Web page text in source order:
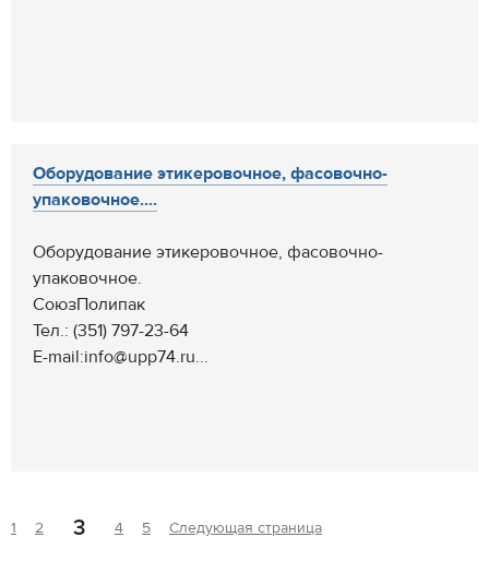
Оборудование этикеровочное, фасовочно-
упаковочное....
Оборудование этикеровочное, фасовочно-
упаковочное.
СоюзПолипак
Тел.: (351) 797-23-64
Е-mail:info@upp74.ru...
1 2 3 4 5 Следующая страница